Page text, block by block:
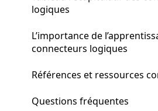
logiques
L’importance de
connecteurs logiques
Références et ressources
Questions fréquentes